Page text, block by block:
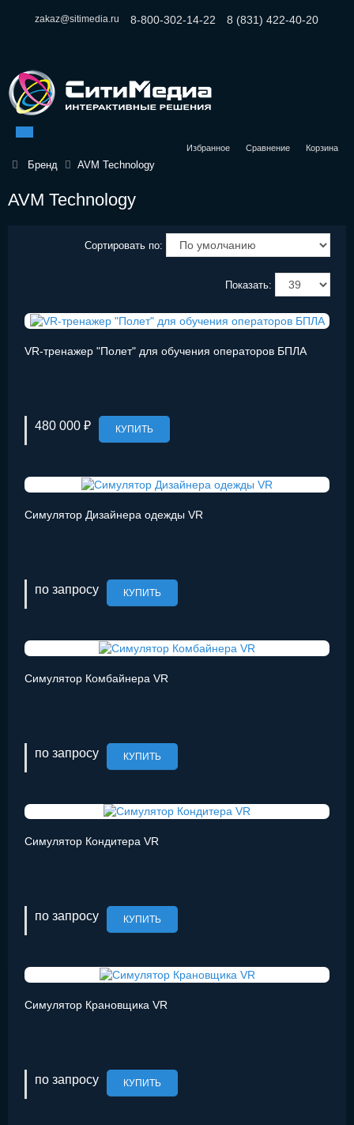
8 (831) 422-40-20
8-800-302-14-22
zakaz@sitimedia.ru
Корзина
Сравнение
Избранное
Бренд AVM Technology
AVM Technology
Сортировать по:
Показать:
VR-тренажер "Полет" для обучения операторов БПЛА
480 000 ₽ КУПИТЬ
Симулятор Дизайнера одежды VR
по запросу КУПИТЬ
Симулятор Комбайнера VR
по запросу КУПИТЬ
Симулятор Кондитера VR
по запросу КУПИТЬ
Симулятор Крановщика VR
по запросу КУПИТЬ